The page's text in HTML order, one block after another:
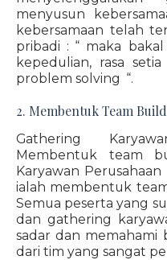
menyusun
kebersamaan telah
pribadi : “ maka
kepedulian, rasa
problem solving “.
2. Membentuk Team
Gathering
Membentuk team
Karyawan
ialah membentuk
Semua peserta yang
dan gathering
sadar dan memahami
dari tim yang sangat